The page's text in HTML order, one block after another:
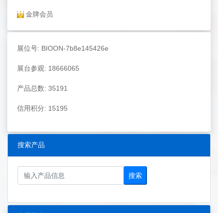
金牌会员
展位号: BIOON-7b8e145426e
展台参观: 18666065
产品总数: 35191
信用积分: 15195
搜索产品
搜索